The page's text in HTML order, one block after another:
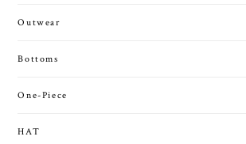
Outwear
Bottoms
One-Piece
HAT